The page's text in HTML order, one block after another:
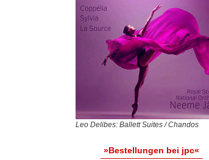
Leo Delibes: Ballett Suites / Chandos
»Bestellungen bei jpc«